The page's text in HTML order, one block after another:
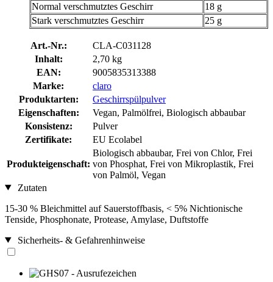
Normal verschmutztes Geschirr
18 g
Stark verschmutztes Geschirr
25 g
Art.-Nr.:
CLA-C031128
Inhalt:
2,70 kg
EAN:
9005835313388
Marke:
claro
Produktarten:
Geschirrspülpulver
Eigenschaften:
Vegan, Palmölfrei, Biologisch abbaubar
Konsistenz:
Pulver
Zertifikate:
EU Ecolabel
Produkteigenschaft:
Biologisch abbaubar, Frei von Chlor, Frei
von Phosphat, Frei von Mikroplastik, Frei
von Palmöl, Vegan
Zutaten
15-30 % Bleichmittel auf Sauerstoffbasis, < 5% Nichtionische
Tenside, Phosphonate, Protease, Amylase, Duftstoffe
Sicherheits- & Gefahrenhinweise